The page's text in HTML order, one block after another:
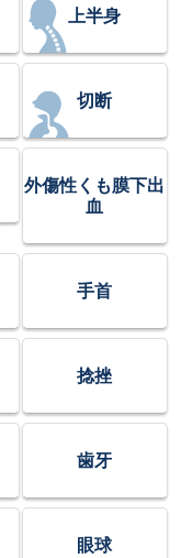
上半身
切断
外傷性くも膜下出
血
手首
捻挫
歯牙
眼球